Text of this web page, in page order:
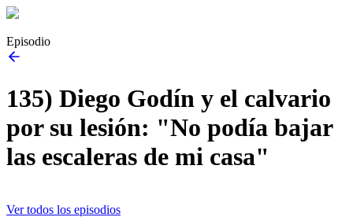
Episodio
135) Diego Godín y el calvario
por su lesión: "No podía bajar
las escaleras de mi casa"
Ver todos los episodios